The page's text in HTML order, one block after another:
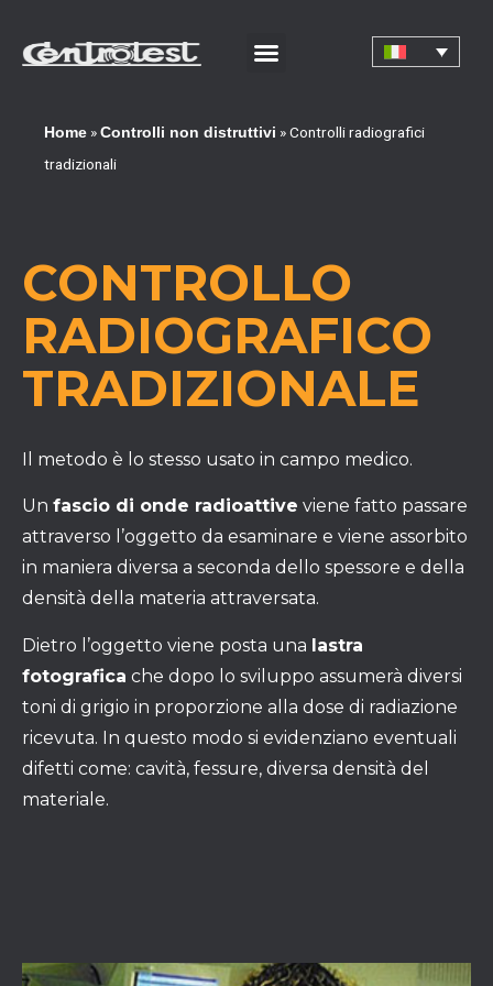
Home » Controlli non distruttivi »Controlli radiografici
tradizionali
CONTROLLO
RADIOGRAFICO
TRADIZIONALE
Il metodo è lo stesso usato in campo medico.
Un fascio di onde radioattive viene fatto passare
attraverso l’oggetto da esaminare e viene assorbito
in maniera diversa a seconda dello spessore e della
densità della materia attraversata.
Dietro l’oggetto viene posta una lastra
fotografica che dopo lo sviluppo assumerà diversi
toni di grigio in proporzione alla dose di radiazione
ricevuta. In questo modo si evidenziano eventuali
difetti come: cavità, fessure, diversa densità del
materiale.